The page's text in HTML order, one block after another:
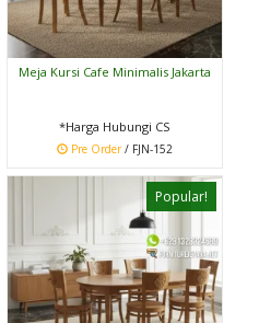
Meja Kursi Cafe Minimalis Jakarta
*Harga Hubungi CS
Pre Order/ FJN-152
Popular!